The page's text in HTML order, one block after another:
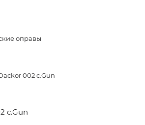
оправы
002 c.Gun
c.Gun